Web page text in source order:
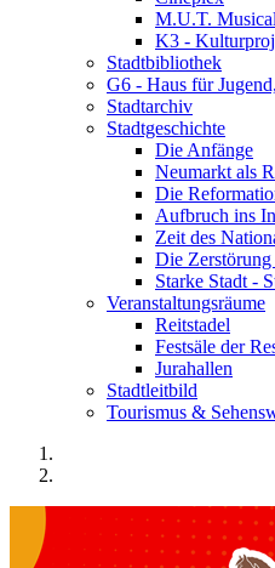
M.U.T.
K3 -
Stadtbibliothek
G6 - Haus für
Stadtarchiv
Stadtgeschichte
Die Anfänge
Neumarkt als
Die
Aufbruch ins
Zeit des
Die
Starke Stadt -
Veranstaltungsräume
Reitstadel
Festsäle der
Jurahallen
Stadtleitbild
Tourismus &